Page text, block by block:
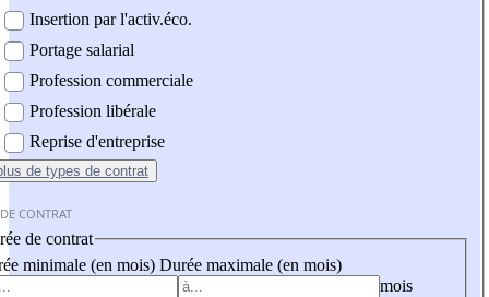
Insertion par l'activ.éco.
Portage salarial
Profession commerciale
Profession libérale
Reprise d'entreprise
de types de contrat
CONTRAT
de contrat
minimale (en mois) Durée maximale (en mois)
mois